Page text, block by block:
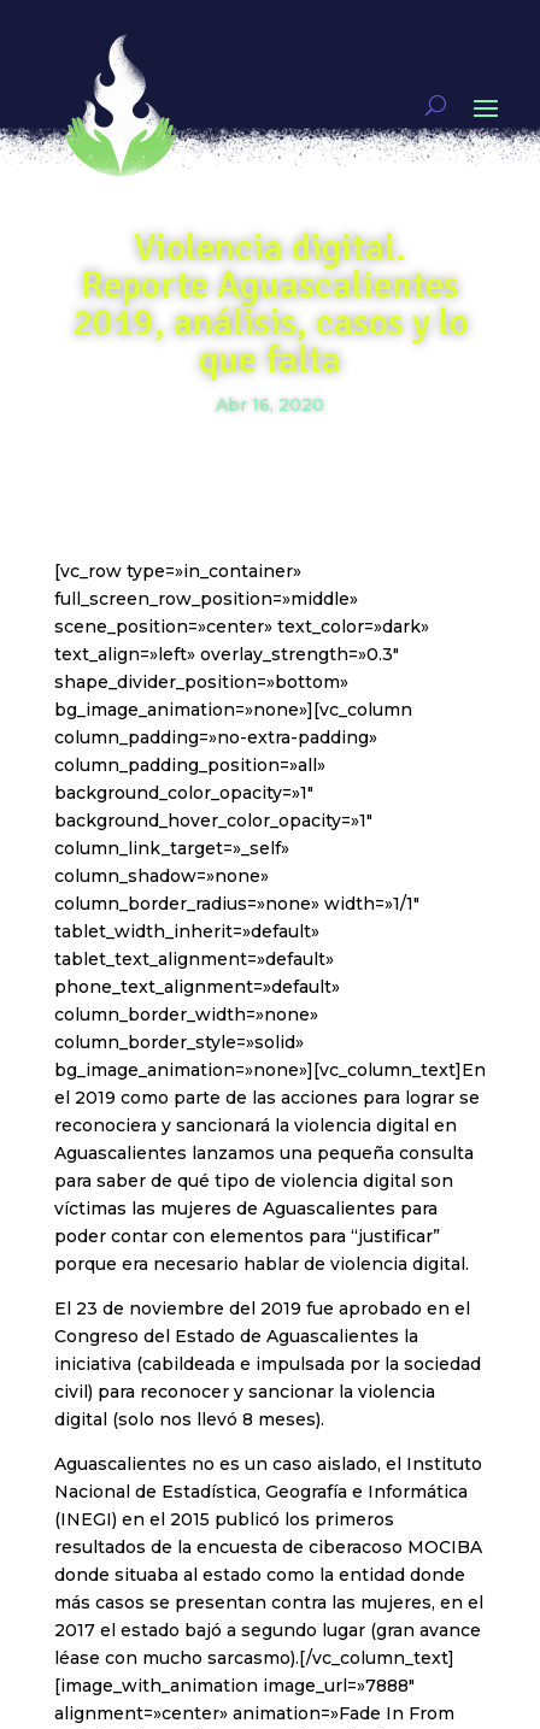
Violencia digital.
Reporte Aguascalientes
2019, análisis, casos y lo
que falta
Abr 16, 2020
[vc_row type=»in_container»
full_screen_row_position=»middle»
scene_position=»center» text_color=»dark»
text_align=»left» overlay_strength=»0.3″
shape_divider_position=»bottom»
bg_image_animation=»none»][vc_column
column_padding=»no-extra-padding»
column_padding_position=»all»
background_color_opacity=»1″
background_hover_color_opacity=»1″
column_link_target=»_self»
column_shadow=»none»
column_border_radius=»none» width=»1/1″
tablet_width_inherit=»default»
tablet_text_alignment=»default»
phone_text_alignment=»default»
column_border_width=»none»
column_border_style=»solid»
bg_image_animation=»none»][vc_column_text]En
el 2019 como parte de las acciones para lograr se
reconociera y sancionará la violencia digital en
Aguascalientes lanzamos una pequeña consulta
para saber de qué tipo de violencia digital son
víctimas las mujeres de Aguascalientes para
poder contar con elementos para “justificar”
porque era necesario hablar de violencia digital.
El 23 de noviembre del 2019 fue aprobado en el
Congreso del Estado de Aguascalientes la
iniciativa (cabildeada e impulsada por la sociedad
civil) para reconocer y sancionar la violencia
digital (solo nos llevó 8 meses).
Aguascalientes no es un caso aislado, el Instituto
Nacional de Estadística, Geografía e Informática
(INEGI) en el 2015 publicó los primeros
resultados de la encuesta de ciberacoso MOCIBA
donde situaba al estado como la entidad donde
más casos se presentan contra las mujeres, en el
2017 el estado bajó a segundo lugar (gran avance
léase con mucho sarcasmo).[/vc_column_text]
[image_with_animation image_url=»7888″
alignment=»center» animation=»Fade In From